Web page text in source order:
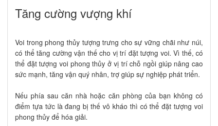
Tăng cường vượng khí
Voi trong phong thủy tượng trưng cho sự vững chãi như núi,
có thể tăng cường vận thế cho vị trí đặt tượng voi. Vì thế, có
thể đặt tượng voi phong thủy ở vị trí chỗ ngồi giúp nâng cao
sức mạnh, tăng vận quý nhân, trợ giúp sự nghiệp phát triển.
Nếu phía sau căn nhà hoặc căn phòng của bạn không có
điểm tựa tức là đang bị thế vô kháo thì có thể đặt tượng voi
phong thủy để hóa giải.